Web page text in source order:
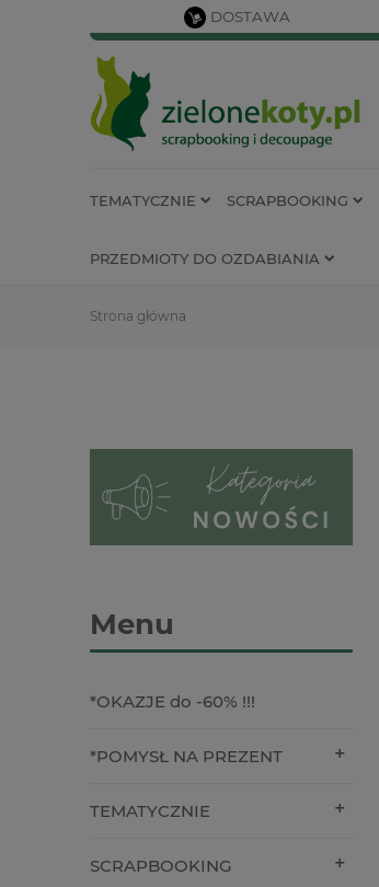
DOSTAWA
TEMATYCZNIE SCRAPBOOKING
PRZEDMIOTY DO OZDABIANIA
Strona główna
Menu
*OKAZJE do -60% !!!
*POMYSŁ NA PREZENT
TEMATYCZNIE
SCRAPBOOKING